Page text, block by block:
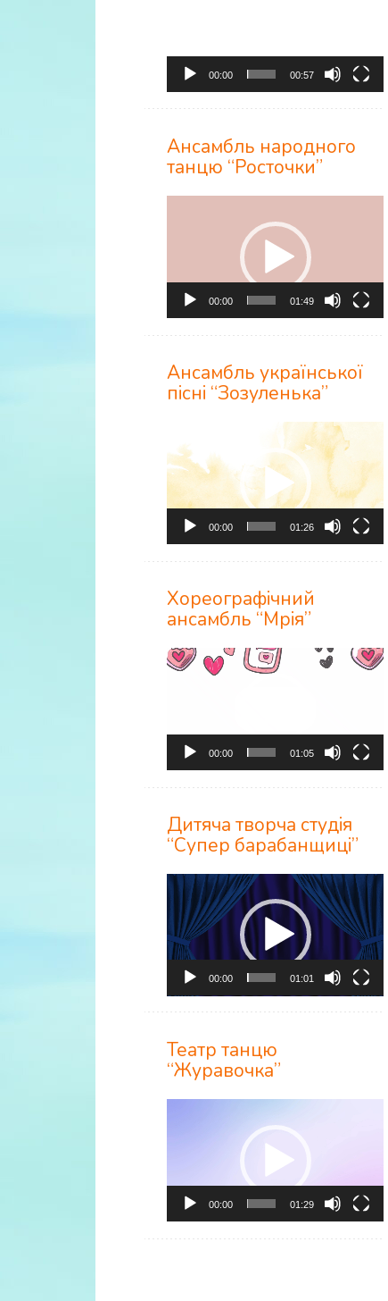
00:00 00:57
Ансамбль народного
танцю “Росточки”
00:00 01:49
Ансамбль української
пісні “Зозуленька”
00:00 01:26
Хореографічний
ансамбль “Мрія”
Відеопрогравач
00:00 01:05
Дитяча творча студія
“Супер барабанщиці”
Відеопрогравач
00:00 01:01
Театр танцю
“Журавочка”
00:00 01:29